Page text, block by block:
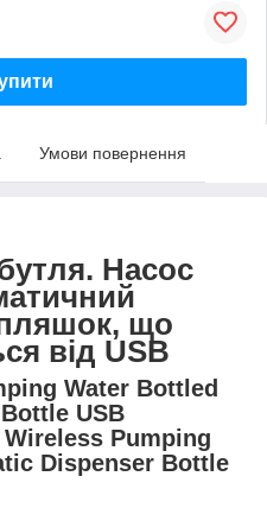
Умови повернення
Насос
що
від USB
Water Bottled
USB
Pumping
Dispenser Bottle